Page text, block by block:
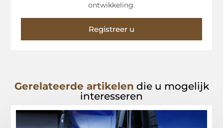
ontwikkeling.
Registreer u
Gerelateerde artikelen die u mogelijk
interesseren